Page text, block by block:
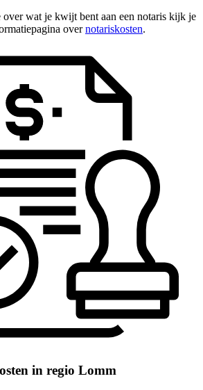
wat je kwijt bent aan een notaris kijk je
overnotariskosten.
in regio Lomm